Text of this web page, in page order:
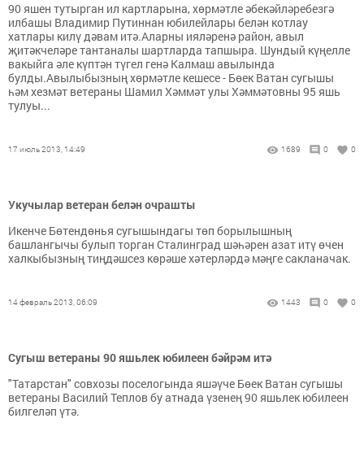
90 яшен тутырган ил картларына, хөрмәтле әбекәйләребезгә
илбашы Владимир Путиннан юбилейлары белән котлау
хатлары килү дәвам итә.Аларны ияләренә район, авыл
җитәкчеләре тантаналы шартларда тапшыра. Шундый күңелле
вакыйга әле күптән түгел генә Калмаш авылында
булды.Авылыбызның хөрмәтле кешесе - Бөек Ватан сугышы
һәм хезмәт ветераны Шамил Хәммәт улы Хәммәтовны 95 яшь
тулуы...
17 июль 2013, 14:49 1689 0 0
Укучылар ветеран белән очрашты
Икенче Бөтендөнья сугышындагы төп борылышның
башлангычы булып торган Сталинград шәһәрен азат итү өчен
халкыбызның тиңдәшсез көрәше хәтерләрдә мәңге сакланачак.
14 февраль 2013, 06:09 1443 0 0
Сугыш ветераны 90 яшьлек юбилеен бәйрәм итә
"Татарстан" совхозы поселогында яшәүче Бөек Ватан сугышы
ветераны Василий Теплов бу атнада үзенең 90 яшьлек юбилеен
билгеләп үтә.